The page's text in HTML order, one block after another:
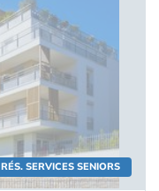
RÉS. SERVICES SENIORS